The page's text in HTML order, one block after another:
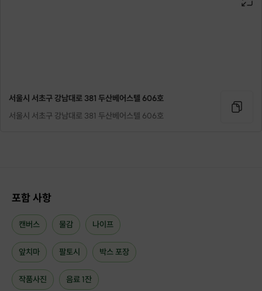
- 수강 시간은 2시간 입니다.
오일파스텔, 수채화는 1시간 30분 이용
시간이 부족할 경우 30분 5,000원 현장 결제 후 이용 가능
- 시간표 이외의 클래스는 2인 부터 오픈 가능하며,
서울시 서초구 강남대로 381 두산베어스텔 606호
서울시 서초구 강남대로 381 두산베어스텔 606호
포함 사항
캔버스 물감 나이프
앞치마 팔토시 박스 포장
작품사진 음료 1잔